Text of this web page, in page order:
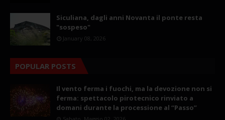
Siculiana, dagli anni Novanta il ponte resta
"sospeso"
January 08, 2026
POPULAR POSTS
Il vento ferma i fuochi, ma la devozione non si
ferma: spettacolo pirotecnico rinviato a
domani durante la processione al “Passo”
Sabato, Maggio 02, 2026